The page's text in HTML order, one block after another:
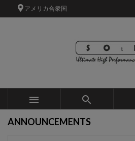
アメリカ合衆国
 
ANNOUNCEMENTS
Add to wishlist
Create new list
((modalTitle))
((confirmMessage))
Create wishlist
サインイン
You need to be logged in to save